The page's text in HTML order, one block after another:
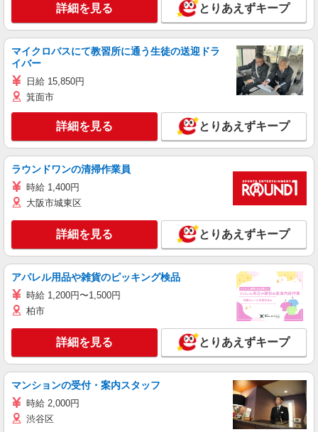
詳細を見る とりあえずキープ
マイクロバスにて教習所に通う生徒の送迎ドラ
イバー
日給 15,850円
箕面市
詳細を見る とりあえずキープ
ラウンドワンの清掃作業員
時給 1,400円
大阪市城東区
詳細を見る とりあえずキープ
アパレル用品や雑貨のピッキング検品
時給 1,200円〜1,500円
柏市
詳細を見る とりあえずキープ
マンションの受付・案内スタッフ
時給 2,000円
渋谷区